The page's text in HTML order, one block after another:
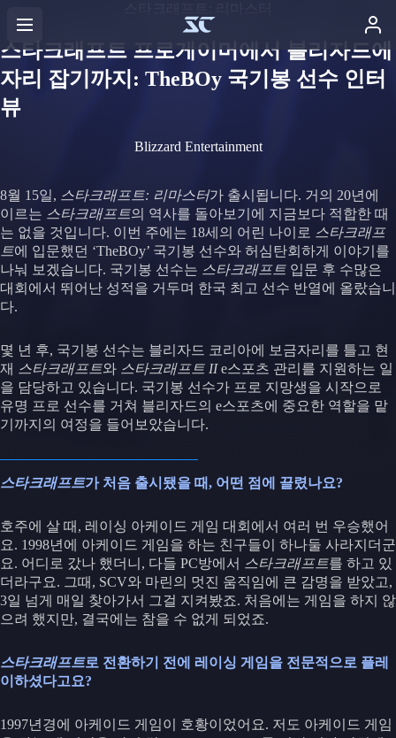
스타크래프트 프로게이머에서 블리자드에
자리 잡기까지: TheBOy 국기봉 선수 인터
뷰
Blizzard Entertainment
8월 15일, 스타크래프트: 리마스터가 출시됩니다. 거의 20년에
이르는 스타크래프트의 역사를 돌아보기에 지금보다 적합한 때
는 없을 것입니다. 이번 주에는 18세의 어린 나이로 스타크래프
트에 입문했던 ‘TheBOy’ 국기봉 선수와 허심탄회하게 이야기를
나눠 보겠습니다. 국기봉 선수는 스타크래프트 입문 후 수많은
대회에서 뛰어난 성적을 거두며 한국 최고 선수 반열에 올랐습니
다.
몇 년 후, 국기봉 선수는 블리자드 코리아에 보금자리를 틀고 현
재 스타크래프트와 스타크래프트 IIe스포츠 관리를 지원하는 일
을 담당하고 있습니다. 국기봉 선수가 프로 지망생을 시작으로
유명 프로 선수를 거쳐 블리자드의 e스포츠에 중요한 역할을 맡
기까지의 여정을 들어보았습니다.
스타크래프트가 처음 출시됐을 때, 어떤 점에 끌렸나요?
호주에 살 때, 레이싱 아케이드 게임 대회에서 여러 번 우승했어
요. 1998년에 아케이드 게임을 하는 친구들이 하나둘 사라지더군
요. 어디로 갔나 했더니, 다들 PC방에서 스타크래프트를 하고 있
더라구요. 그때, SCV와 마린의 멋진 움직임에 큰 감명을 받았고,
3일 넘게 매일 찾아가서 그걸 지켜봤죠. 처음에는 게임을 하지 않
으려 했지만, 결국에는 참을 수 없게 되었죠.
스타크래프트로 전환하기 전에 레이싱 게임을 전문적으로 플레
이하셨다고요?
1997년경에 아케이드 게임이 호황이었어요. 저도 아케이드 게임